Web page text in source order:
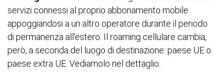
servizi connessi al proprio abbonamento mobile
appoggiandosi a un altro operatore durante il periodo
di permanenza all'estero. Il roaming cellulare cambia,
però, a seconda del luogo di destinazione: paese UE o
paese extra UE. Vediamolo nel dettaglio.